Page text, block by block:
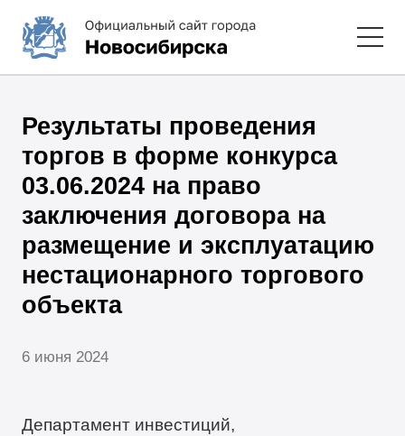
Результаты проведения
торгов в форме конкурса
03.06.2024 на право
заключения договора на
размещение и эксплуатацию
нестационарного торгового
объекта
6 июня 2024
Департамент инвестиций,